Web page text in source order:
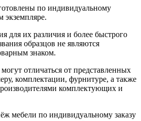
по индивидуальному
экземпляре.
для их различия и более быстрого
образцов не являются
знаком.
отличаться от представленных
комплектации, фурнитуре, а также
комплектующих и
мебели по индивидуальному заказу